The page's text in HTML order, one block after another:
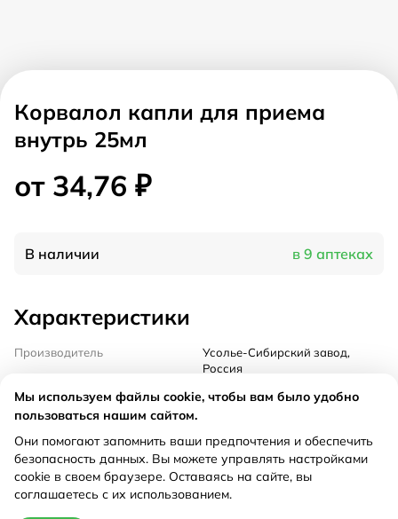
Корвалол капли для приема
внутрь 25мл
от 34,76 ₽
В наличии в 9 аптеках
Характеристики
Производитель
Усолье-Сибирский завод,
Россия
Дествующее вещество
Мяты перечной листьев масло
Рецепт
Не требуется
Мы используем файлы cookie, чтобы вам было удобно
пользоваться нашим сайтом.
Они помогают запомнить ваши предпочтения и обеспечить
безопасность данных. Вы можете управлять настройками
cookie в своем браузере. Оставаясь на сайте, вы
соглашаетесь с их использованием.